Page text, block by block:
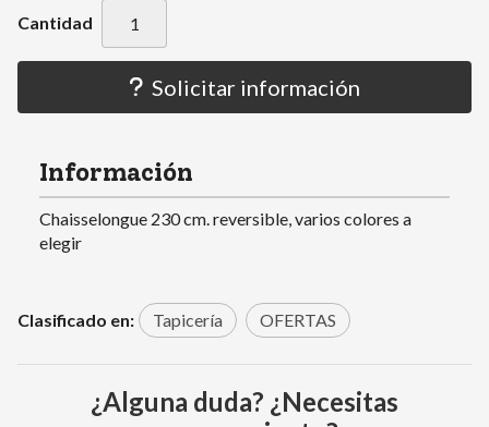
Cantidad
Solicitar información
Información
Chaisselongue 230 cm. reversible, varios colores a
elegir
Clasificado en: Tapicería OFERTAS
¿Alguna duda? ¿Necesitas